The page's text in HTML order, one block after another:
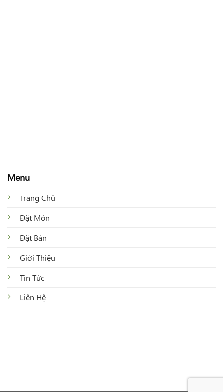
Menu
Trang Chủ
Đặt Món
Đặt Bàn
Giới Thiệu
Tin Tức
Liên Hệ